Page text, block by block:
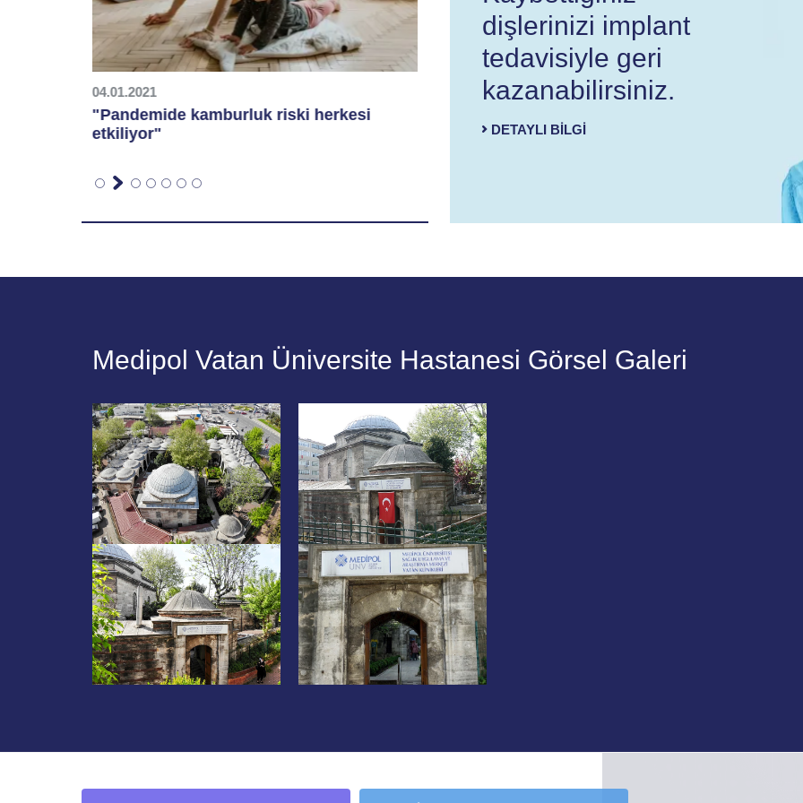
04.01.2021
"Pandemide kamburluk riski herkesi
etkiliyor"
hasta yakınından geçiyor"
dişlerinizi implant
tedavisiyle geri
kazanabilirsiniz.
DETAYLI BILGI
Medipol Vatan Üniversite Hastanesi Görsel Galeri